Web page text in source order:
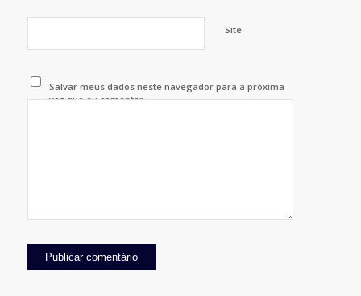
Site
Salvar meus dados neste navegador para a próxima
vez que eu comentar.